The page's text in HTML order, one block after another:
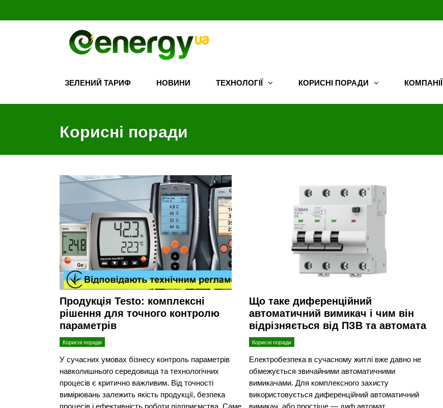
ЗЕЛЕНИЙ ТАРИФ НОВИНИ ТЕХНОЛОГІЇ КОРИСНІ ПОРАДИ КОМПАНІЇ
Корисні поради
Продукція Testo: комплексні
рішення для точного контролю
параметрів
Корисні поради
У сучасних умовах бізнесу контроль параметрів
навколишнього середовища та технологічних
процесів є критично важливим. Від точності
вимірювань залежить якість продукції, безпека
Що таке диференційний
автоматичний вимикач і чим він
відрізняється від ПЗВ та автомата
Корисні поради
Електробезпека в сучасному житлі вже давно не
обмежується звичайними автоматичними
вимикачами. Для комплексного захисту
використовується диференційний автоматичний